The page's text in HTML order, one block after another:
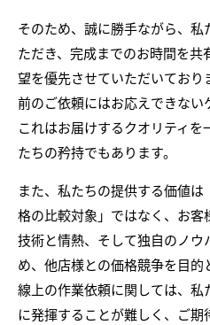
そのため、誠に勝手ながら、
ただき、完成までのお時間を
望を優先させていただいてお
前のご依頼にはお応えできない
これはお届けするクオリティ
たちの矜持でもあります。
また、私たちの提供する価値
格の比較対象」ではなく、お
技術と情熱、そして独自のノウ
め、他店様との価格競争を目的
線上の作業依頼に関しては、
に発揮することが難しく、ご